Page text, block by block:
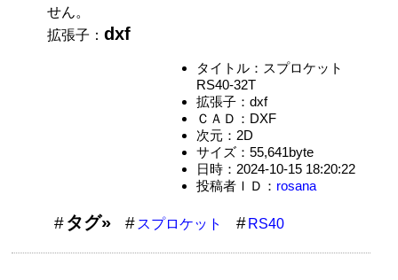
せん。
拡張子：dxf
タイトル：スプロケット
RS40-32T
拡張子：dxf
ＣＡＤ：DXF
次元：2D
サイズ：55,641byte
日時：2024-10-15 18:20:22
投稿者ＩＤ： rosana
タグ» スプロケット RS40